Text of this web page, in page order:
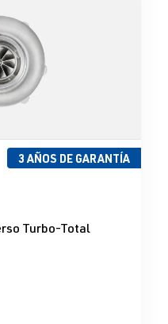
3 AÑOS DE GARANTÍA
5 estrellas
Turbo-Total